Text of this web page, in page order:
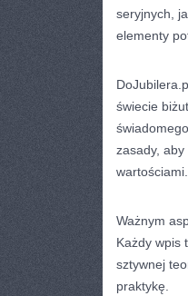
seryjnych,
elementy
świecie
zasady, aby
wartościami.
Ważnym
Każdy wpis
sztywnej
praktykę.